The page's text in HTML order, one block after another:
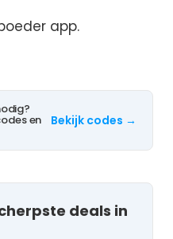
app.
en Bekijk codes →
deals in